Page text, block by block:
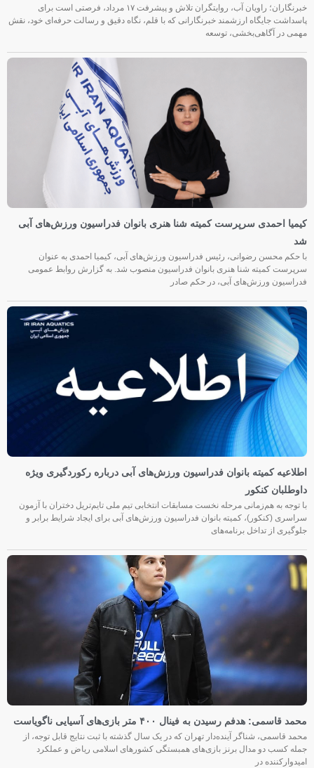
خبرنگاران؛ راویان آب، روایتگران تلاش و پیشرفت ۱۷ مرداد، فرصتی است برای
پاسداشت جایگاه ارزشمند خبرنگارانی که با قلم، نگاه دقیق و رسالت حرفه‌ای خود، نقش
مهمی در آگاهی‌بخشی، توسعه
کیمیا احمدی سرپرست کمیته شنا هنری بانوان فدراسیون ورزش‌های آبی
شد
با حکم محسن رضوانی، رئیس فدراسیون ورزش‌های آبی، کیمیا احمدی به عنوان
سرپرست کمیته شنا هنری بانوان فدراسیون منصوب شد. به گزارش روابط عمومی
فدراسیون ورزش‌های آبی، در حکم صادر
اطلاعیه کمیته بانوان فدراسیون ورزش‌های آبی درباره رکوردگیری ویژه
داوطلبان کنکور
با توجه به هم‌زمانی مرحله نخست مسابقات انتخابی تیم ملی تایم‌تریل دختران با آزمون
سراسری (کنکور)، کمیته بانوان فدراسیون ورزش‌های آبی برای ایجاد شرایط برابر و
جلوگیری از تداخل برنامه‌های
محمد قاسمی: هدفم رسیدن به فینال ۴۰۰ متر بازی‌های آسیایی ناگویاست
محمد قاسمی، شناگر آینده‌دار تهران که در یک سال گذشته با ثبت نتایج قابل توجه، از
جمله کسب دو مدال برنز بازی‌های همبستگی کشورهای اسلامی ریاض و عملکرد
امیدوارکننده در